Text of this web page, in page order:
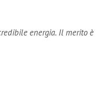
energia. Il merito è